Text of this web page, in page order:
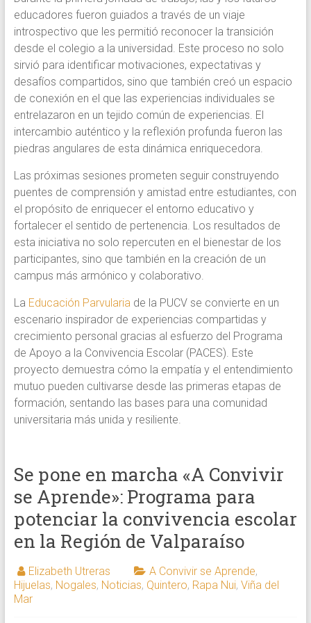
educadores fueron guiados a través de un viaje
introspectivo que les permitió reconocer la transición
desde el colegio a la universidad. Este proceso no solo
sirvió para identificar motivaciones, expectativas y
desafíos compartidos, sino que también creó un espacio
de conexión en el que las experiencias individuales se
entrelazaron en un tejido común de experiencias. El
intercambio auténtico y la reflexión profunda fueron las
piedras angulares de esta dinámica enriquecedora.
Las próximas sesiones prometen seguir construyendo
puentes de comprensión y amistad entre estudiantes, con
el propósito de enriquecer el entorno educativo y
fortalecer el sentido de pertenencia. Los resultados de
esta iniciativa no solo repercuten en el bienestar de los
participantes, sino que también en la creación de un
campus más armónico y colaborativo.
La Educación Parvulariade la PUCV se convierte en un
escenario inspirador de experiencias compartidas y
crecimiento personal gracias al esfuerzo del Programa
de Apoyo a la Convivencia Escolar (PACES). Este
proyecto demuestra cómo la empatía y el entendimiento
mutuo pueden cultivarse desde las primeras etapas de
formación, sentando las bases para una comunidad
universitaria más unida y resiliente.
Se pone en marcha «A Convivir
se Aprende»: Programa para
potenciar la convivencia escolar
en la Región de Valparaíso
Elizabeth Utreras A Convivir se Aprende,
Hijuelas, Nogales, Noticias, Quintero, Rapa Nui, Viña del
Mar